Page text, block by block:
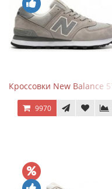
Кроссовки New Balance
9970